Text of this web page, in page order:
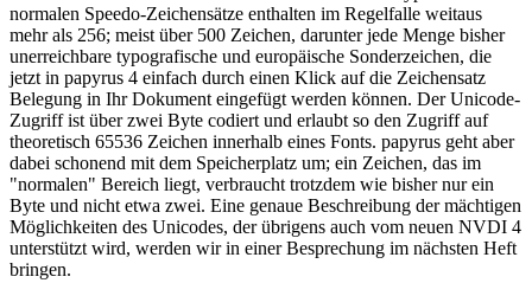
normalen Speedo-Zeichensätze enthalten im Regelfalle weitaus
mehr als 256; meist über 500 Zeichen, darunter jede Menge bisher
unerreichbare typografische und europäische Sonderzeichen, die
jetzt in papyrus 4 einfach durch einen Klick auf die Zeichensatz
Belegung in Ihr Dokument eingefügt werden können. Der Unicode-
Zugriff ist über zwei Byte codiert und erlaubt so den Zugriff auf
theoretisch 65536 Zeichen innerhalb eines Fonts. papyrus geht aber
dabei schonend mit dem Speicherplatz um; ein Zeichen, das im
"normalen" Bereich liegt, verbraucht trotzdem wie bisher nur ein
Byte und nicht etwa zwei. Eine genaue Beschreibung der mächtigen
Möglichkeiten des Unicodes, der übrigens auch vom neuen NVDI 4
unterstützt wird, werden wir in einer Besprechung im nächsten Heft
bringen.